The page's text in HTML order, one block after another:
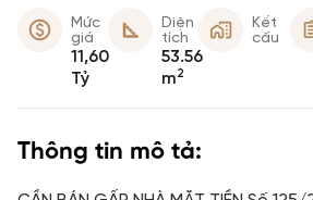
Mức
giá
11,60
Tỷ
Diện
tích
53.56
m2
Kết
cấu
Thông tin mô tả: